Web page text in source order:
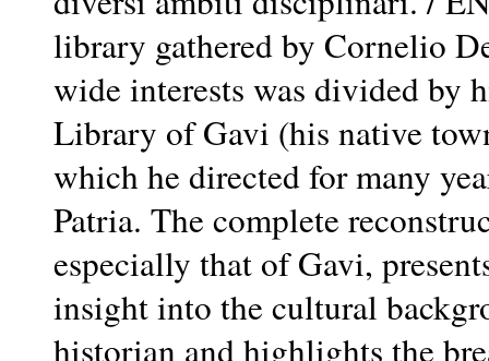
library gathered by Cornelio
wide interests was divided by
Library of Gavi (his native
which he directed for many
Patria. The complete
especially that of Gavi,
insight into the cultural
historian and highlights the